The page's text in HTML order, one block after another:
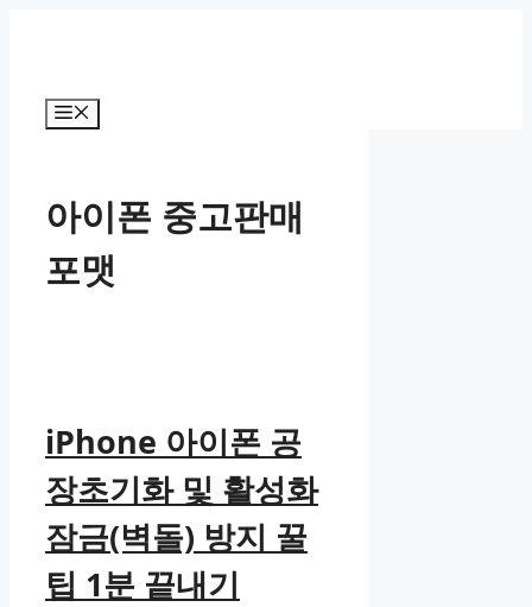
아이폰 중고판매
포맷
iPhone 아이폰 공
장초기화 및 활성화
잠금(벽돌) 방지 꿀
팁 1분 끝내기